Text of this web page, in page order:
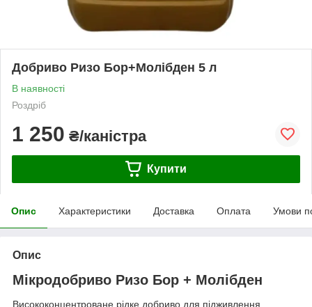
Добриво Ризо Бор+Молібден 5 л
В наявності
Роздріб
1 250 ₴/каністра
Купити
Опис Характеристики Доставка Оплата Умови
Опис
Мікродобриво Ризо Бор + Молібден
Висококонцентроване рідке добриво для підживлення